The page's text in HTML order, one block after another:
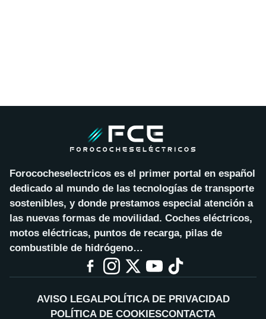
Forococheselectricos es el primer portal en español
dedicado al mundo de las tecnologías de transporte
sostenibles, y donde prestamos especial atención a
las nuevas formas de movilidad. Coches eléctricos,
motos eléctricas, puntos de recarga, pilas de
combustible de hidrógeno…
AVISO LEGALPOLÍTICA DE PRIVACIDAD
POLÍTICA DE COOKIESCONTACTA